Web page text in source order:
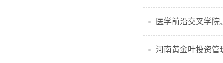
河南黄金叶投资管